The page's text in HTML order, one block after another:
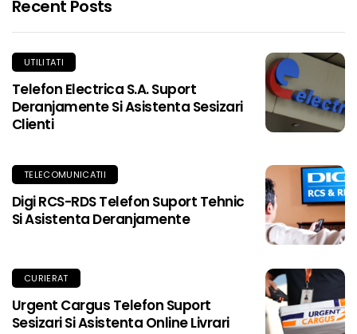
Recent Posts
UTILITATI
Telefon Electrica S.A. Suport
Deranjamente Si Asistenta Sesizari
Clienti
TELECOMUNICATII
Digi RCS-RDS Telefon Suport Tehnic
Si Asistenta Deranjamente
CURIERAT
Urgent Cargus Telefon Suport
Sesizari Si Asistenta Online Livrari